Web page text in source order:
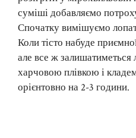
суміші добавляємо
Спочатку вимішуємо
Коли тісто набуде
але все ж
харчовою плівкою і
орієнтовно на 2-3 години.